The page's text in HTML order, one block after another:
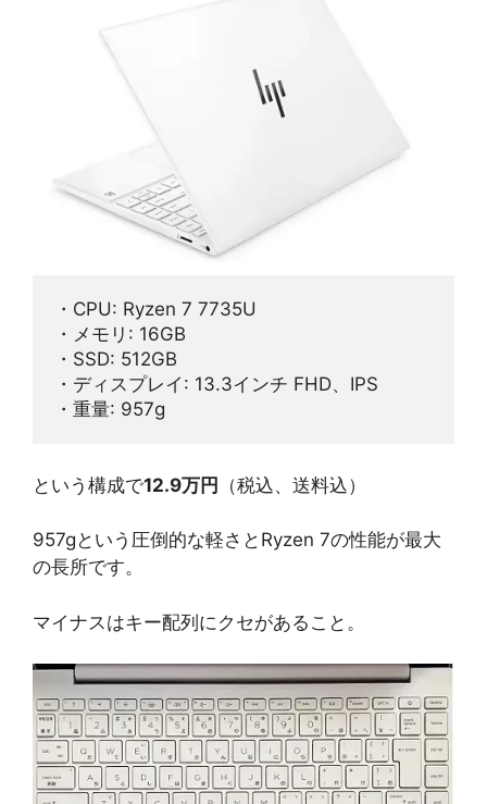
・CPU: Ryzen 7 7735U
・メモリ: 16GB
・SSD: 512GB
・ディスプレイ: 13.3インチ FHD、IPS
・重量: 957g
という構成で12.9万円 （税込、送料込）
957gという圧倒的な軽さとRyzen 7の性能が最大
の長所です。
マイナスはキー配列にクセがあること。